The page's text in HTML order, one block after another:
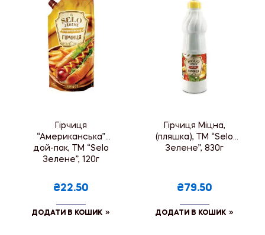
Гірчиця
“Американська”
дой-пак, ТМ “Selo
Зелене”, 120г
₴22.50
ДОДАТИ В КОШИК
Гірчиця Міцна,
(пляшка), ТМ “Selo
Зелене”, 830г
₴79.50
ДОДАТИ В КОШИК